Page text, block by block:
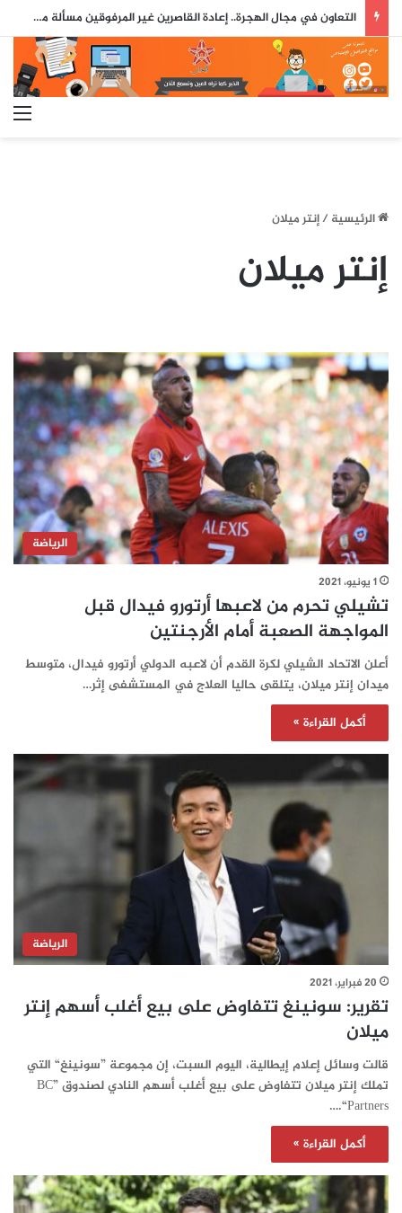
تقرير أمني إسباني يسلط الضوء على دور جزائري في التنسيق الرقمي لأحداث سبتة..
الرئيسية/إنتر ميلان
إنتر ميلان
الرياضة
1 يونيو، 2021
تشيلي تحرم من لاعبها أرتورو فيدال قبل
المواجهة الصعبة أمام الأرجنتين
أعلن الاتحاد الشيلي لكرة القدم أن لاعبه الدولي أرتورو فيدال، متوسط
ميدان إنتر ميلان، يتلقى حاليا العلاج في المستشفى إثر…
أكمل القراءة »
الرياضة
20 فبراير، 2021
تقرير: سونينغ تتفاوض على بيع أغلب أسهم إنتر
ميلان
قالت وسائل إعلام إيطالية، اليوم السبت، إن مجموعة ”سونينغ“ التي
تملك إنتر ميلان تتفاوض على بيع أغلب أسهم النادي لصندوق ”BC
Partners“.…
أكمل القراءة »